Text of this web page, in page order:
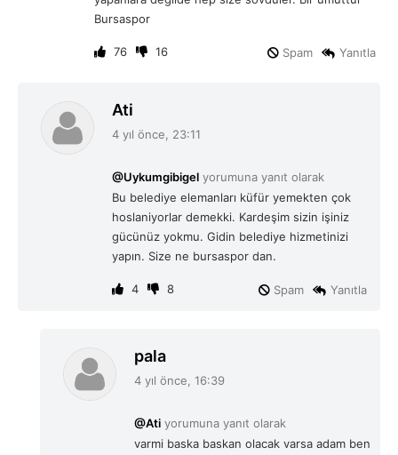
Bursaspor
76 16 Yanıtla
Spam
Ati
k
4 yıl önce, 23:11
@Uykumgibigel yorumuna yanıt olarak
Bu belediye elemanları küfür yemekten çok
hoslaniyorlar demekki. Kardeşim sizin işiniz
gücünüz yokmu. Gidin belediye hizmetinizi
yapın. Size ne bursaspor dan.
4 8 Yanıtla
Spam
pala
k
4 yıl önce, 16:39
@Ati yorumuna yanıt olarak
varmi baska baskan olacak varsa adam ben